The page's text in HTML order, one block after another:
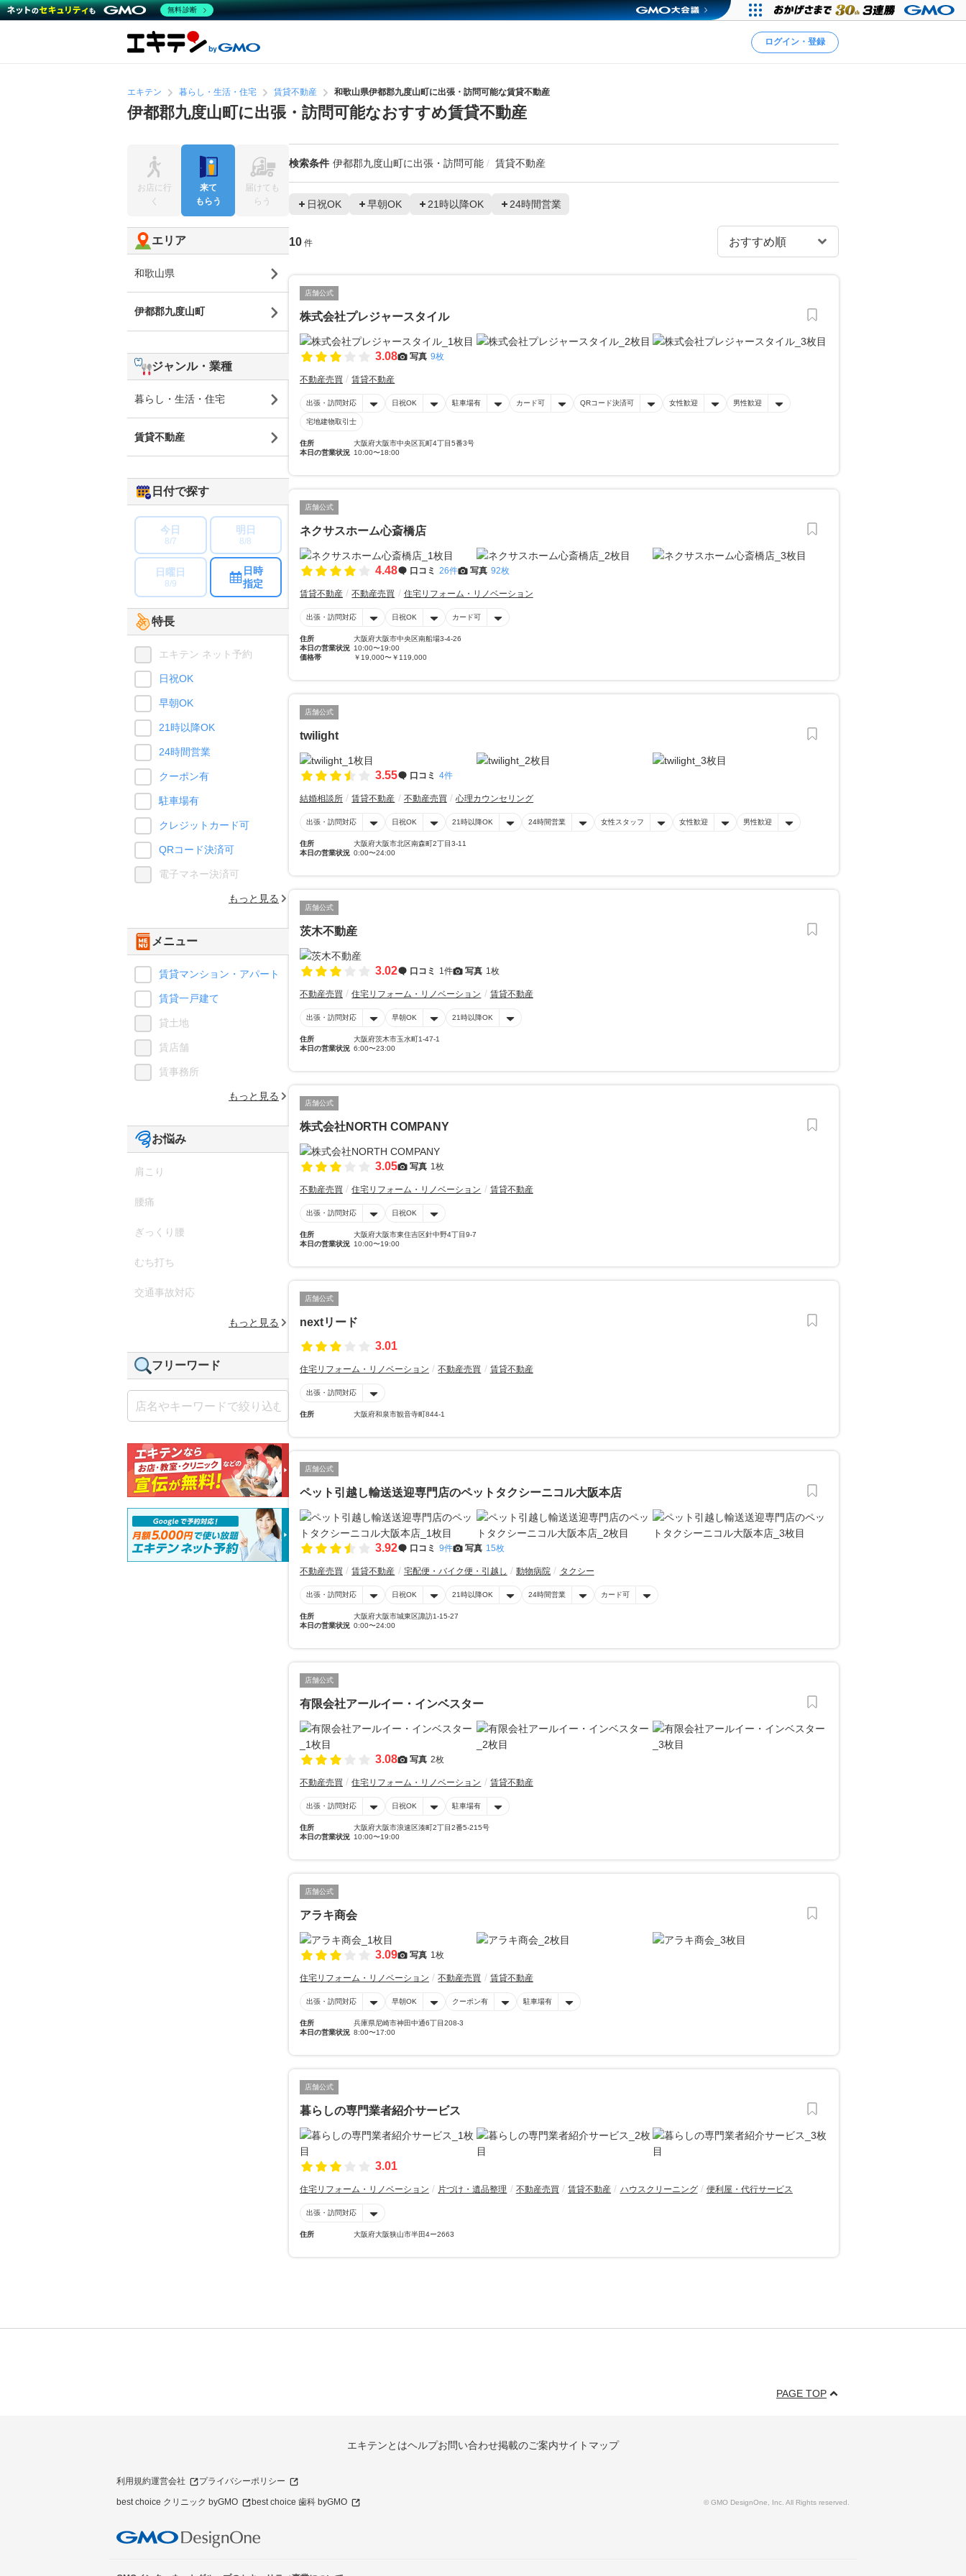
ログイン・登録
エキテン 暮らし・生活・住宅 賃貸不動産 和歌山県伊都郡九度山町に出張・訪問可能な賃貸不動産
伊都郡九度山町に出張・訪問可能なおすすめ賃貸不動産
検索条件 伊都郡九度山町に出張・訪問可能 賃貸不動産
日祝OK 早朝OK 21時以降OK 24時間営業
10 件
店舗公式
株式会社プレジャースタイル
3.08 写真 9枚
不動産売買 賃貸不動産
出張・訪問対応 日祝OK 駐車場有 カード可 QRコード決済可 女性歓迎 男性歓迎
宅地建物取引士
住所
大阪府大阪市中央区瓦町4丁目5番3号
本日の営業状況 10:00〜18:00
店舗公式
ネクサスホーム心斎橋店
4.48 口コミ 26件 写真 92枚
賃貸不動産 不動産売買 住宅リフォーム・リノベーション
出張・訪問対応 日祝OK カード可
住所
大阪府大阪市中央区南船場3-4-26
本日の営業状況 10:00〜19:00
価格帯
￥19,000〜￥119,000
店舗公式
twilight
3.55 口コミ 4件
結婚相談所 賃貸不動産 不動産売買 心理カウンセリング
出張・訪問対応 日祝OK 21時以降OK 24時間営業 女性スタッフ 女性歓迎 男性歓迎
住所
大阪府大阪市北区南森町2丁目3-11
本日の営業状況 0:00〜24:00
店舗公式
茨木不動産
3.02 口コミ 1件 写真 1枚
不動産売買 住宅リフォーム・リノベーション 賃貸不動産
出張・訪問対応 早朝OK 21時以降OK
住所
大阪府茨木市玉水町1-47-1
本日の営業状況 6:00〜23:00
店舗公式
株式会社NORTH COMPANY
3.05 写真 1枚
不動産売買 住宅リフォーム・リノベーション 賃貸不動産
出張・訪問対応 日祝OK
住所
大阪府大阪市東住吉区針中野4丁目9-7
本日の営業状況 10:00〜19:00
店舗公式
nextリード
3.01
住宅リフォーム・リノベーション 不動産売買 賃貸不動産
出張・訪問対応
住所 大阪府和泉市観音寺町844-1
店舗公式
ペット引越し輸送送迎専門店のペットタクシーニコル大阪本店
3.92 口コミ 9件 写真 15枚
不動産売買 賃貸不動産 宅配便・バイク便・引越し 動物病院 タクシー
出張・訪問対応 日祝OK 21時以降OK 24時間営業 カード可
住所
大阪府大阪市城東区諏訪1-15-27
本日の営業状況 0:00〜24:00
店舗公式
有限会社アールイー・インベスター
3.08 写真 2枚
不動産売買 住宅リフォーム・リノベーション 賃貸不動産
出張・訪問対応 日祝OK 駐車場有
住所
大阪府大阪市浪速区湊町2丁目2番5-215号
本日の営業状況 10:00〜19:00
店舗公式
アラキ商会
3.09 写真 1枚
住宅リフォーム・リノベーション 不動産売買 賃貸不動産
出張・訪問対応 早朝OK クーポン有 駐車場有
住所
兵庫県尼崎市神田中通6丁目208-3
本日の営業状況 8:00〜17:00
店舗公式
暮らしの専門業者紹介サービス
3.01
住宅リフォーム・リノベーション 片づけ・遺品整理 不動産売買 賃貸不動産 ハウスクリーニング 便利屋・代行サービス
出張・訪問対応
住所 大阪府大阪狭山市半田4ー2663
お店に行
く
来て
もらう
届けても
らう
エリア
和歌山県
伊都郡九度山町
ジャンル・業種
暮らし・生活・住宅
賃貸不動産
日付で探す
今日
8/7
明日
8/8
日曜日
8/9
日時
指定
特長
エキテン ネット予約
日祝OK
早朝OK
21時以降OK
24時間営業
クーポン有
駐車場有
クレジットカード可
QRコード決済可
電子マネー決済可
もっと見る
メニュー
賃貸マンション・アパート
賃貸一戸建て
貸土地
賃店舗
賃事務所
もっと見る
お悩み
肩こり
腰痛
ぎっくり腰
むち打ち
交通事故対応
もっと見る
フリーワード
PAGE TOP
エキテンとはヘルプお問い合わせ掲載のご案内サイトマップ
利用規約運営会社 プライバシーポリシー
best choice クリニック byGMO best choice 歯科 byGMO © GMO DesignOne, Inc. All Rights reserved.
無料診断